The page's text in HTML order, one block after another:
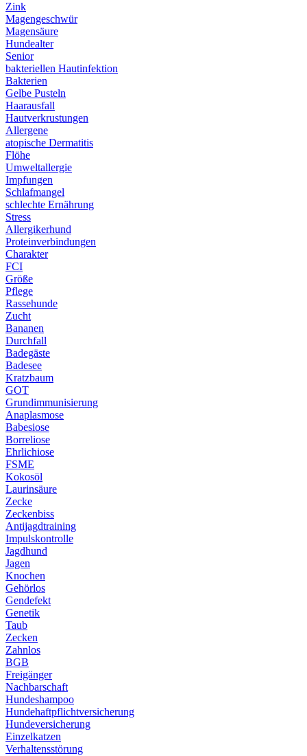
Zink
Magengeschwür
Magensäure
Hundealter
Senior
bakteriellen Hautinfektion
Bakterien
Gelbe Pusteln
Haarausfall
Hautverkrustungen
Allergene
atopische Dermatitis
Flöhe
Umweltallergie
Impfungen
Schlafmangel
schlechte Ernährung
Stress
Allergikerhund
Proteinverbindungen
Charakter
FCI
Größe
Pflege
Rassehunde
Zucht
Bananen
Durchfall
Badegäste
Badesee
Kratzbaum
GOT
Grundimmunisierung
Anaplasmose
Babesiose
Borreliose
Ehrlichiose
FSME
Kokosöl
Laurinsäure
Zecke
Zeckenbiss
Antijagdtraining
Impulskontrolle
Jagdhund
Jagen
Knochen
Gehörlos
Gendefekt
Genetik
Taub
Zecken
Zahnlos
BGB
Freigänger
Nachbarschaft
Hundeshampoo
Hundehaftpflichtversicherung
Hundeversicherung
Einzelkatzen
Verhaltensstörung